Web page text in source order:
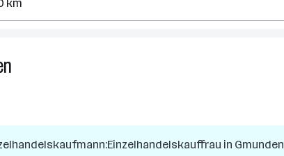
in Gmunden